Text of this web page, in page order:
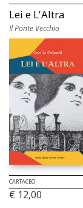
Lei e L'Altra
Il Ponte Vecchio
CARTACEO
€ 12,00